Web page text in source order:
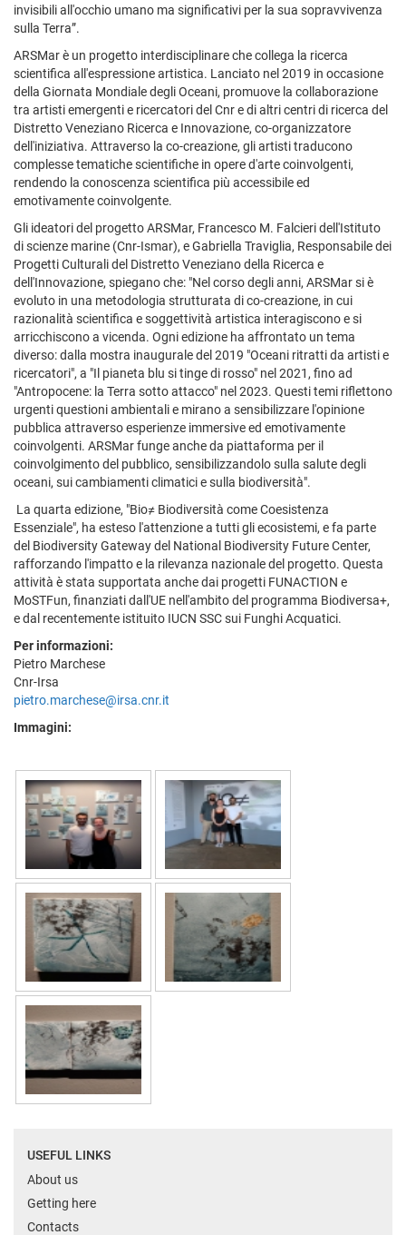
invisibili all'occhio umano ma significativi per la sua sopravvivenza
sulla Terra”.
ARSMar è un progetto interdisciplinare che collega la ricerca
scientifica all'espressione artistica. Lanciato nel 2019 in occasione
della Giornata Mondiale degli Oceani, promuove la collaborazione
tra artisti emergenti e ricercatori del Cnr e di altri centri di ricerca del
Distretto Veneziano Ricerca e Innovazione, co-organizzatore
dell'iniziativa. Attraverso la co-creazione, gli artisti traducono
complesse tematiche scientifiche in opere d'arte coinvolgenti,
rendendo la conoscenza scientifica più accessibile ed
emotivamente coinvolgente.
Gli ideatori del progetto ARSMar, Francesco M. Falcieri dell'Istituto
di scienze marine (Cnr-Ismar), e Gabriella Traviglia, Responsabile dei
Progetti Culturali del Distretto Veneziano della Ricerca e
dell'Innovazione, spiegano che: "Nel corso degli anni, ARSMar si è
evoluto in una metodologia strutturata di co-creazione, in cui
razionalità scientifica e soggettività artistica interagiscono e si
arricchiscono a vicenda. Ogni edizione ha affrontato un tema
diverso: dalla mostra inaugurale del 2019 "Oceani ritratti da artisti e
ricercatori", a "Il pianeta blu si tinge di rosso" nel 2021, fino ad
"Antropocene: la Terra sotto attacco" nel 2023. Questi temi riflettono
urgenti questioni ambientali e mirano a sensibilizzare l'opinione
pubblica attraverso esperienze immersive ed emotivamente
coinvolgenti. ARSMar funge anche da piattaforma per il
coinvolgimento del pubblico, sensibilizzandolo sulla salute degli
oceani, sui cambiamenti climatici e sulla biodiversità".
La quarta edizione, "Bio≠ Biodiversità come Coesistenza
Essenziale", ha esteso l'attenzione a tutti gli ecosistemi, e fa parte
del Biodiversity Gateway del National Biodiversity Future Center,
rafforzando l'impatto e la rilevanza nazionale del progetto. Questa
attività è stata supportata anche dai progetti FUNACTION e
MoSTFun, finanziati dall'UE nell'ambito del programma Biodiversa+,
e dal recentemente istituito IUCN SSC sui Funghi Acquatici.
Per informazioni:
Pietro Marchese
Cnr-Irsa
pietro.marchese@irsa.cnr.it
Immagini:
USEFUL LINKS
About us
Getting here
Contacts